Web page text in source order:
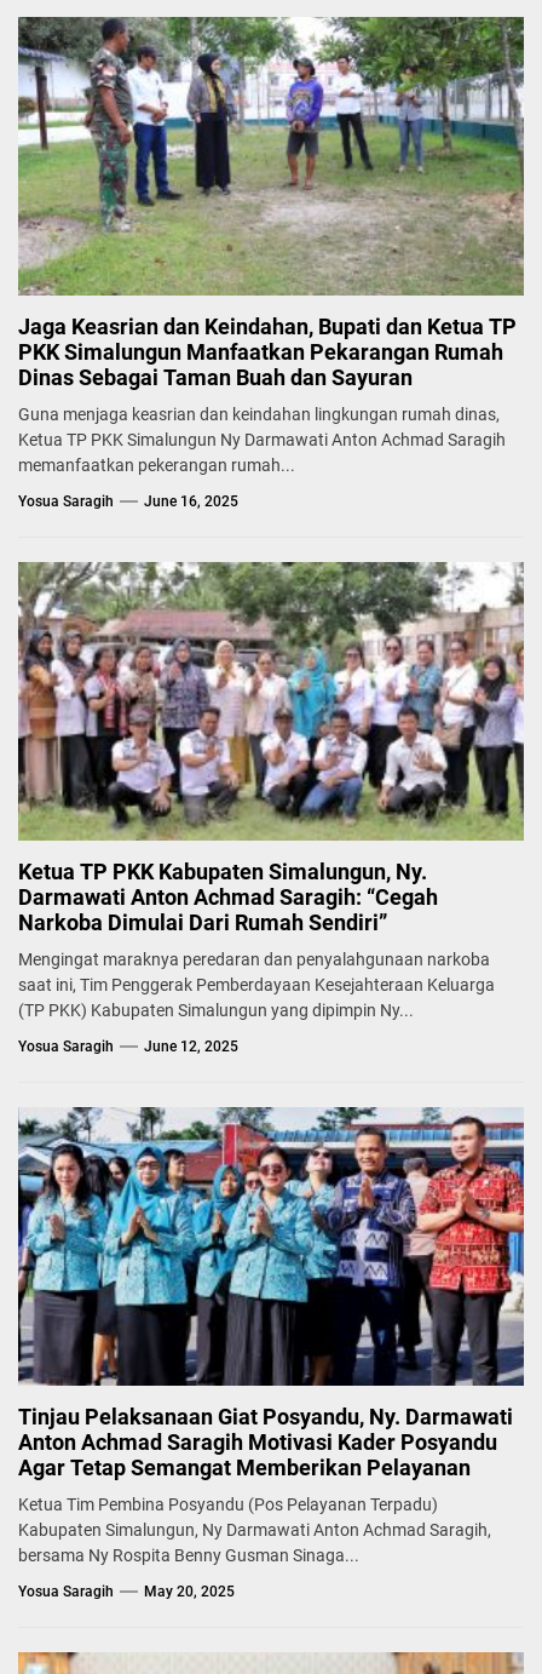
Jaga Keasrian dan Keindahan, Bupati dan Ketua TP
PKK Simalungun Manfaatkan Pekarangan Rumah
Dinas Sebagai Taman Buah dan Sayuran
Guna menjaga keasrian dan keindahan lingkungan rumah dinas,
Ketua TP PKK Simalungun Ny Darmawati Anton Achmad Saragih
memanfaatkan pekerangan rumah...
Yosua Saragih June 16, 2025
Ketua TP PKK Kabupaten Simalungun, Ny.
Darmawati Anton Achmad Saragih: “Cegah
Narkoba Dimulai Dari Rumah Sendiri”
Mengingat maraknya peredaran dan penyalahgunaan narkoba
saat ini, Tim Penggerak Pemberdayaan Kesejahteraan Keluarga
(TP PKK) Kabupaten Simalungun yang dipimpin Ny...
Yosua Saragih June 12, 2025
Tinjau Pelaksanaan Giat Posyandu, Ny. Darmawati
Anton Achmad Saragih Motivasi Kader Posyandu
Agar Tetap Semangat Memberikan Pelayanan
Ketua Tim Pembina Posyandu (Pos Pelayanan Terpadu)
Kabupaten Simalungun, Ny Darmawati Anton Achmad Saragih,
bersama Ny Rospita Benny Gusman Sinaga...
Yosua Saragih May 20, 2025